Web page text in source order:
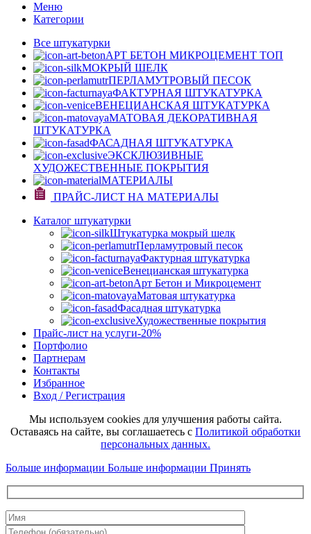
Меню
Категории
Все штукатурки
АРТ БЕТОН МИКРОЦЕМЕНТ ТОП
МОКРЫЙ ШЕЛК
ПЕРЛАМУТРОВЫЙ ПЕСОК
ФАКТУРНАЯ ШТУКАТУРКА
ВЕНЕЦИАНСКАЯ ШТУКАТУРКА
МАТОВАЯ ДЕКОРАТИВНАЯ
ШТУКАТУРКА
ФАСАДНАЯ ШТУКАТУРКА
ЭКСКЛЮЗИВНЫЕ
ХУДОЖЕСТВЕННЫЕ ПОКРЫТИЯ
МАТЕРИАЛЫ
ПРАЙС-ЛИСТ НА МАТЕРИАЛЫ
Каталог штукатурки
Штукатурка мокрый шелк
Перламутровый песок
Фактурная штукатурка
Венецианская штукатурка
Арт Бетон и Микроцемент
Матовая штукатурка
Фасадная штукатурка
Художественные покрытия
Прайс-лист на услуги-20%
Портфолио
Партнерам
Контакты
Избранное
Вход / Регистрация
Мы используем cookies для улучшения работы сайта.
Оставаясь на сайте, вы соглашаетесь с Политикой обработки
персональных данных.
Больше информации Больше информации Принять